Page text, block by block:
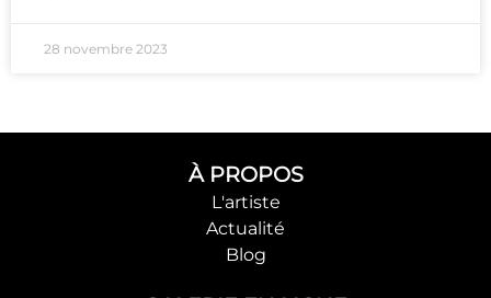
28 novembre 2023
À PROPOS
L'artiste
Actualité
Blog